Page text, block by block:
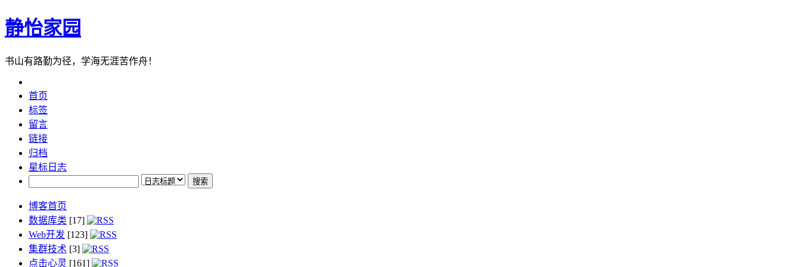
静怡家园
书山有路勤为径，学海无涯苦作舟！
首页
标签
留言
链接
归档
星标日志
博客首页
数据库类 [17]
Web开发 [123]
集群技术 [3]
点击心灵 [161]